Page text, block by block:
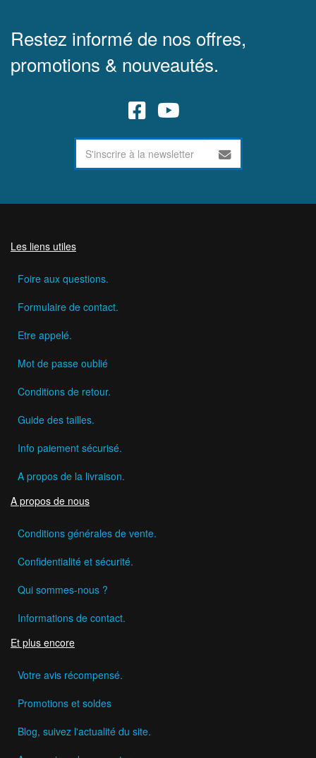
Restez informé de nos offres,
promotions & nouveautés.
Les liens utiles
Foire aux questions.
Formulaire de contact.
Etre appelé.
Mot de passe oublié
Conditions de retour.
Guide des tailles.
Info paiement sécurisé.
A propos de la livraison.
A propos de nous
Conditions générales de vente.
Confidentialité et sécurité.
Qui sommes-nous ?
Informations de contact.
Et plus encore
Votre avis récompensé.
Promotions et soldes
Blog, suivez l'actualité du site.